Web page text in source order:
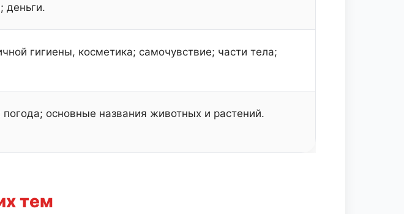
деньги.
гигиены, косметика; самочувствие; части тела;
основные названия животных и растений.
тем